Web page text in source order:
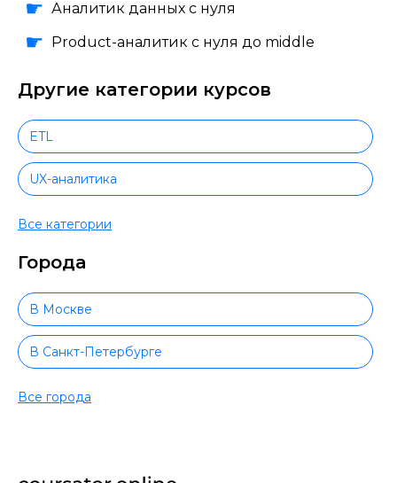
Аналитик данных с нуля
Product-аналитик с нуля до middle
Другие категории курсов
ETL
UX-аналитика
Финансовая аналитика
Работа с Excel и Google-таблицами
Аналитика для руководителей
Работа с презентациями
Маркетинговая аналитика
Big Data
Все категории
Города
В Москве
В Санкт-Петербурге
В Новосибирске
В Нижнем Новгороде
Все города